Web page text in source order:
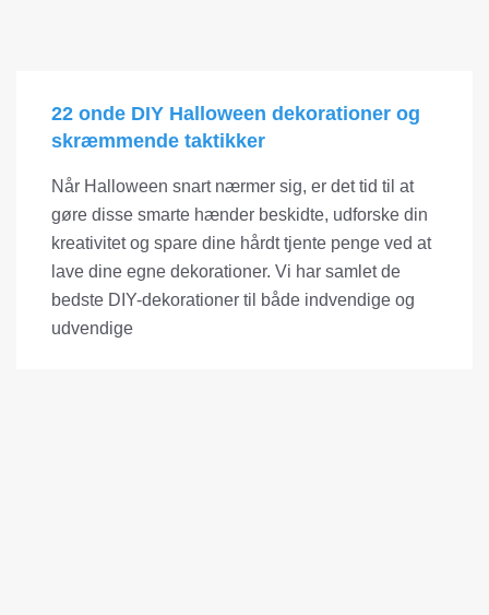
22 onde DIY Halloween dekorationer og
skræmmende taktikker
Når Halloween snart nærmer sig, er det tid til at
gøre disse smarte hænder beskidte, udforske din
kreativitet og spare dine hårdt tjente penge ved at
lave dine egne dekorationer. Vi har samlet de
bedste DIY-dekorationer til både indvendige og
udvendige